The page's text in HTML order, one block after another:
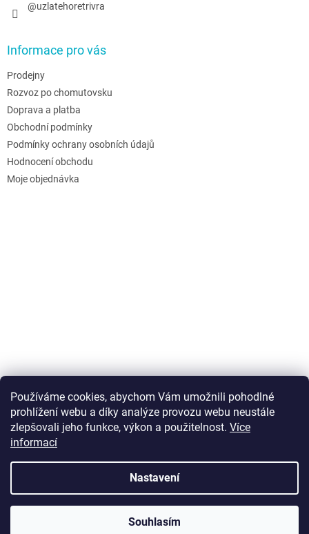
Používáme cookies, abychom Vám umožnili pohodlné
prohlížení webu a díky analýze provozu webu neustále
zlepšovali jeho funkce, výkon a použitelnost. Více
informací
Nastavení
Souhlasím
@uzlatehoretrivra
Informace pro vás
Prodejny
Rozvoz po chomutovsku
Doprava a platba
Obchodní podmínky
Podmínky ochrany osobních údajů
Hodnocení obchodu
Moje objednávka
Upravit nastavení cookies